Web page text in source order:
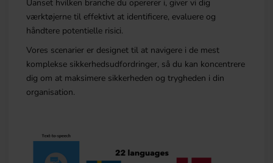
værktøjerne til effektivt at identificere, evaluere og
håndtere potentielle risici.
Vores scenarier er designet til at navigere i de mest
komplekse sikkerhedsudfordringer, så du kan koncentrere
dig om at maksimere sikkerheden og trygheden i din
organisation.